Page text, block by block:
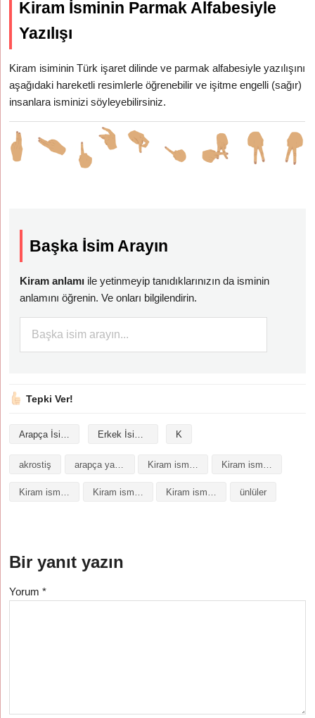
Kiram İsminin Parmak Alfabesiyle
Yazılışı
Kiram isiminin Türk işaret dilinde ve parmak alfabesiyle yazılışını
aşağıdaki hareketli resimlerle öğrenebilir ve işitme engelli (sağır)
insanlara isminizi söyleyebilirsiniz.
Başka İsim Arayın
Kiram anlamı ile yetinmeyip tanıdıklarınızın da isminin
anlamını öğrenin. Ve onları bilgilendirin.
Tepki Ver!
Arapça İsimler Erkek İsimleri K
akrostiş arapça yazılışı
Kiram isminin baş harfleriyle şiir Kiram isminin kökeni Kiram isminin numerolojisi ünlüler
Bir yanıt yazın
Yorum*